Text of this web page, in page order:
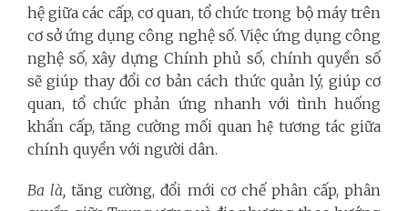
hệ giữa các cấp, cơ quan, tổ chức trong bộ máy trên
cơ sở ứng dụng công nghệ số. Việc ứng dụng công
nghệ số, xây dựng Chính phủ số, chính quyền số
sẽ giúp thay đổi cơ bản cách thức quản lý, giúp cơ
quan, tổ chức phản ứng nhanh với tình huống
khẩn cấp, tăng cường mối quan hệ tương tác giữa
chính quyền với người dân.
Ba là,tăng cường, đổi mới cơ chế phân cấp, phân